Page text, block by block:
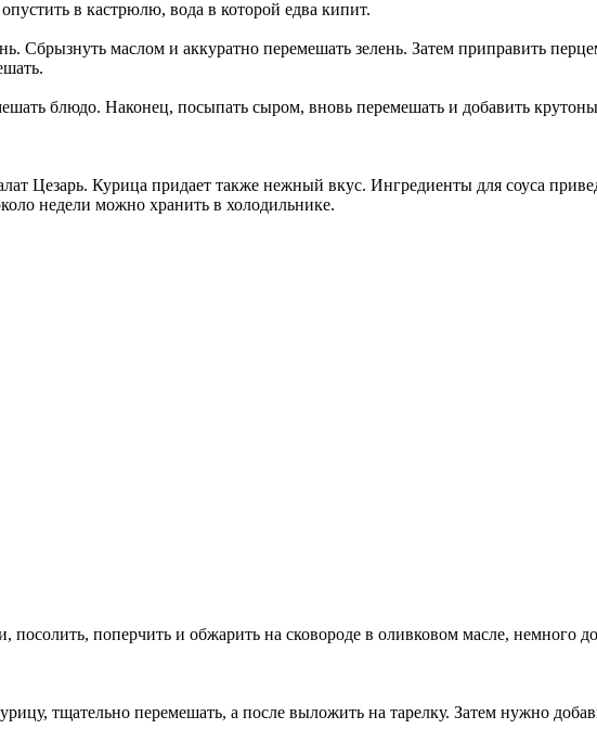
в кастрюлю, вода в которой едва кипит.
Сбрызнуть маслом и аккуратно перемешать зелень. Затем приправить
блюдо. Наконец, посыпать сыром, вновь перемешать и добавить
Цезарь. Курица придает также нежный вкус. Ингредиенты для соуса
недели можно хранить в холодильнике.
поперчить и обжарить на сковороде в оливковом масле, немного
тщательно перемешать, а после выложить на тарелку. Затем нужно